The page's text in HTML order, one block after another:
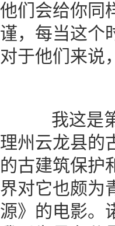
他们会给你同
谨，每当这个
对于他们来说
我这是第
理州云龙县的
的古建筑保护
界对它也颇为
源》的电影。